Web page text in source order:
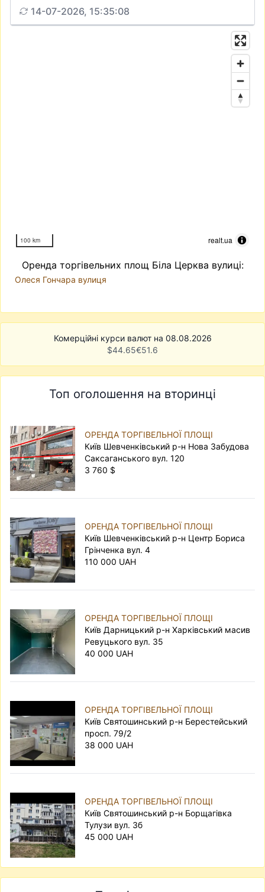
14-07-2026, 15:35:08
100 km realt.ua
Оренда торгівельних площ Біла Церква вулиці:
Олеся Гончара вулиця
Комерційні курси валют на 08.08.2026
$44.65€51.6
Топ оголошення на вторинці
ОРЕНДА ТОРГІВЕЛЬНОЇ ПЛОЩІ
Київ Шевченківський р-н Нова Забудова
Саксаганського вул. 120
3 760 $
ОРЕНДА ТОРГІВЕЛЬНОЇ ПЛОЩІ
Київ Шевченківський р-н Центр Бориса
Грінченка вул. 4
110 000 UAH
ОРЕНДА ТОРГІВЕЛЬНОЇ ПЛОЩІ
Київ Дарницький р-н Харківський масив
Ревуцького вул. 35
40 000 UAH
ОРЕНДА ТОРГІВЕЛЬНОЇ ПЛОЩІ
Київ Святошинський р-н Берестейський
просп. 79/2
38 000 UAH
ОРЕНДА ТОРГІВЕЛЬНОЇ ПЛОЩІ
Київ Святошинський р-н Борщагівка
Тулузи вул. 3б
45 000 UAH